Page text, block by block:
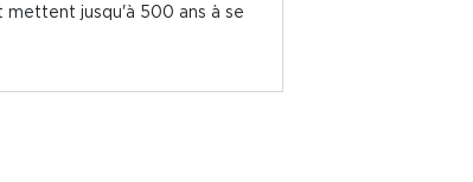
mettent jusqu'à 500 ans à se